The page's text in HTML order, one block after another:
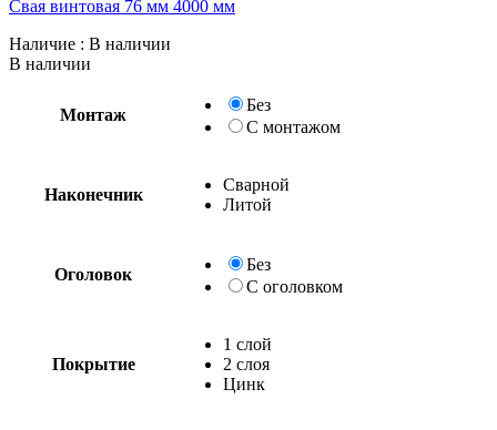
Свая винтовая 76 мм 4000 мм
Наличие : В наличии
В наличии
Монтаж
Без
С монтажом
Наконечник
Сварной
Литой
Оголовок
Без
С оголовком
Покрытие
1 слой
2 слоя
Цинк